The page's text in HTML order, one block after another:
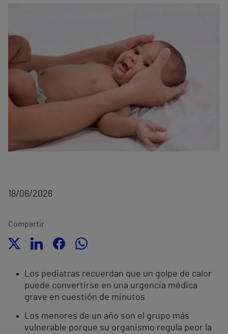
18/06/2026
Compartir
Los pediatras recuerdan que un golpe de calor
puede convertirse en una urgencia médica
grave en cuestión de minutos
Los menores de un año son el grupo más
vulnerable porque su organismo regula peor la